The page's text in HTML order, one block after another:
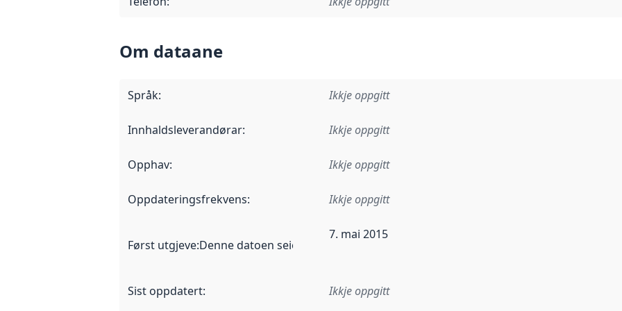
Om dataane
Språk: Ikkje oppgitt
Innhaldsleverandørar: Ikkje oppgitt
Opphav: Ikkje oppgitt
Oppdateringsfrekvens: Ikkje oppgitt
Først utgjeve:Denne datoen seier når dataa i dette datasettet først blei utgitt. Det kan ha
7. mai 2015
Sist oppdatert: Ikkje oppgitt